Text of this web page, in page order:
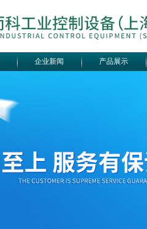
企业新闻 产品展示